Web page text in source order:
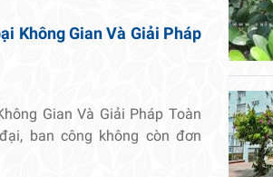
Không Gian Và Giải Pháp
Gian Và Giải Pháp Toàn
ban công không còn đơn